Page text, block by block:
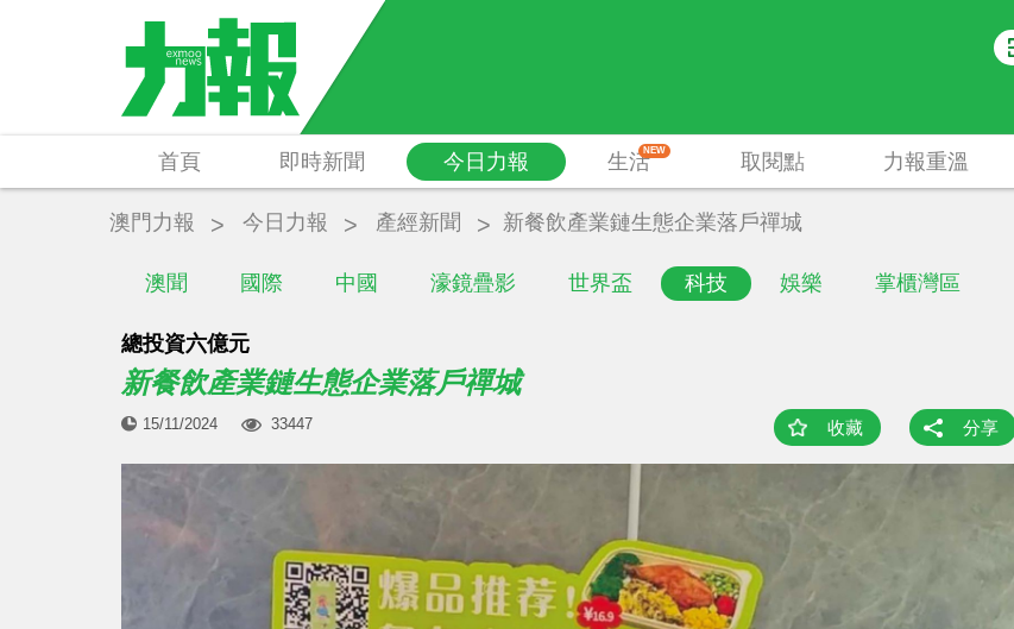
首頁 即時新聞 今日力報
澳聞 國際 中國 濠鏡疊影 世界盃 科技 娛樂 掌櫃灣區
生活NEW 取閱點 力報重溫
澳門力報 今日力報 產經新聞 新餐飲產業鏈生態企業落戶禪城
總投資六億元
新餐飲產業鏈生態企業落戶禪城
15/11/2024 33447 收藏 分享